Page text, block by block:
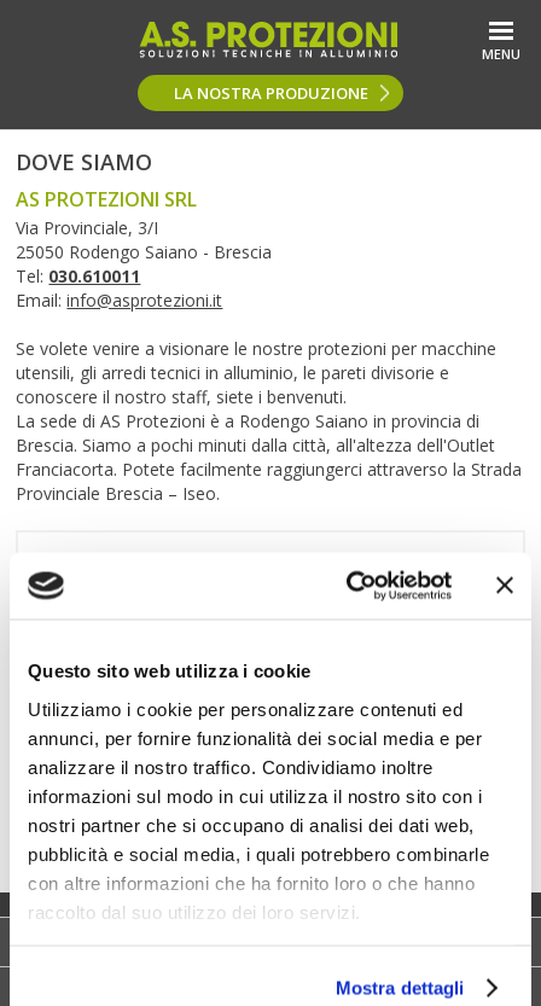
Questo sito web utilizza i cookie
Utilizziamo i cookie per personalizzare contenuti ed
annunci, per fornire funzionalità dei social media e per
analizzare il nostro traffico. Condividiamo inoltre
informazioni sul modo in cui utilizza il nostro sito con i
nostri partner che si occupano di analisi dei dati web,
pubblicità e social media, i quali potrebbero combinarle
con altre informazioni che ha fornito loro o che hanno
raccolto dal suo utilizzo dei loro servizi.
Mostra dettagli
LA NOSTRA PRODUZIONE
MENU
DOVE SIAMO
AS PROTEZIONI SRL
Via Provinciale, 3/I
25050 Rodengo Saiano - Brescia
Tel: 030.610011
Email:info@asprotezioni.it
Se volete venire a visionare le nostre protezioni per macchine
utensili, gli arredi tecnici in alluminio, le pareti divisorie e
conoscere il nostro staff, siete i benvenuti.
La sede di AS Protezioni è a Rodengo Saiano in provincia di
Brescia. Siamo a pochi minuti dalla città, all'altezza dell'Outlet
Franciacorta. Potete facilmente raggiungerci attraverso la Strada
Provinciale Brescia – Iseo.